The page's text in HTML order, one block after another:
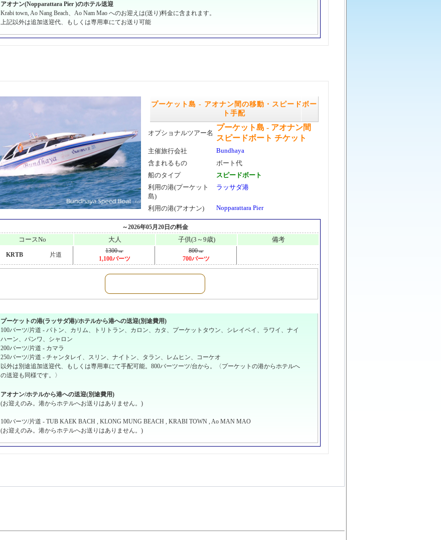
アオナン(Nopparattara Pier )のホテル送迎
Krabi town, Ao Nang Beach、Ao Nam Mao へのお迎えは(送り)料金に含まれます。
上記以外は追加送迎代、もしくは専用車にてお送り可能
プーケット島 - アオナン間の移動・スピードボー
ト手配
オプショナルツアー名
プーケット島 - アオナン間
スピードボート チケット
主催旅行会社
Bundhaya
含まれるもの
ボート代
船のタイプ
スピードボート
利用の港(プーケット
島)
ラッサダ港
利用の港(アオナン) Nopparattara Pier
～2026年05月20日の料金
コースNo 大人 子供(3～9歳) 備考
KRTB 片道
1300→
1,100バーツ
800→
700バーツ
プーケットの港(ラッサダ港)/ホテルから港への送迎(別途費用)
100バーツ/片道 - パトン、カリム、トリトラン、カロン、カタ、プーケットタウン、シレイベイ、ラワイ、ナイ
ハーン、パンワ、シャロン
200バーツ/片道 - カマラ
250バーツ/片道 - チャンタレイ、スリン、ナイトン、タラン、レムヒン、コーケオ
以外は別途追加送迎代、もしくは専用車にて手配可能。800バーツーツ/台から。〈プーケットの港からホテルへ
の送迎も同様です。〉
アオナン/ホテルから港への送迎(別途費用)
(お迎えのみ。港からホテルへお送りはありません。)
100バーツ/片道 - TUB KAEK BACH , KLONG MUNG BEACH , KRABI TOWN , Ao MAN MAO
(お迎えのみ。港からホテルへお送りはありません。)